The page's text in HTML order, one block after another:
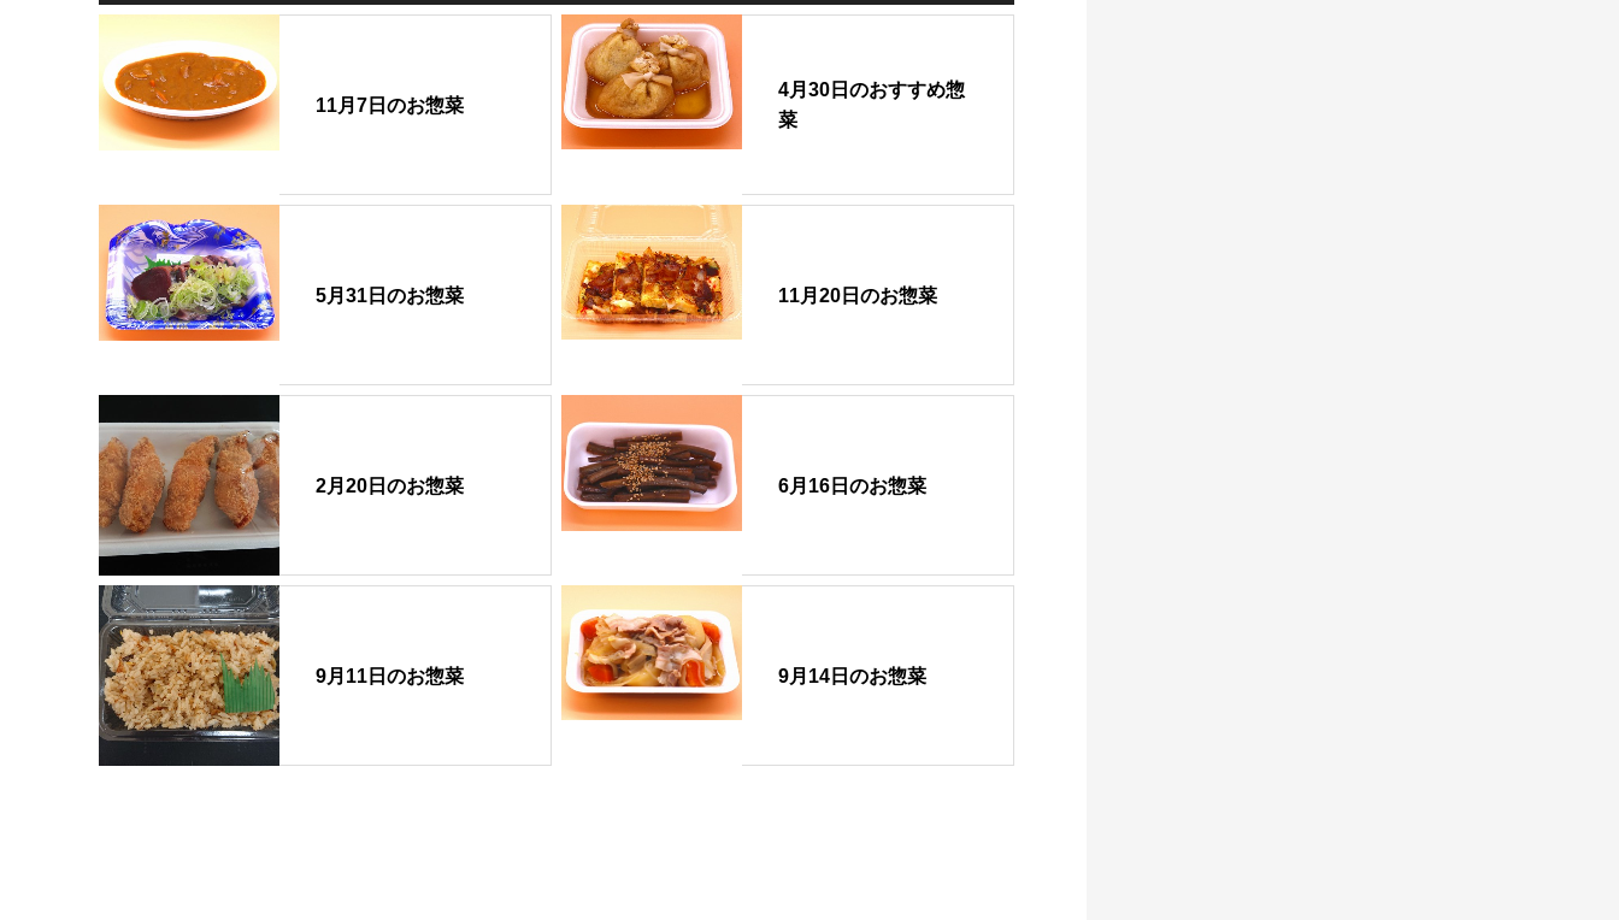
11月7日のお惣菜
4月30日のおすすめ惣
菜
5月31日のお惣菜 11月20日のお惣菜
2月20日のお惣菜 6月16日のお惣菜
9月11日のお惣菜 9月14日のお惣菜